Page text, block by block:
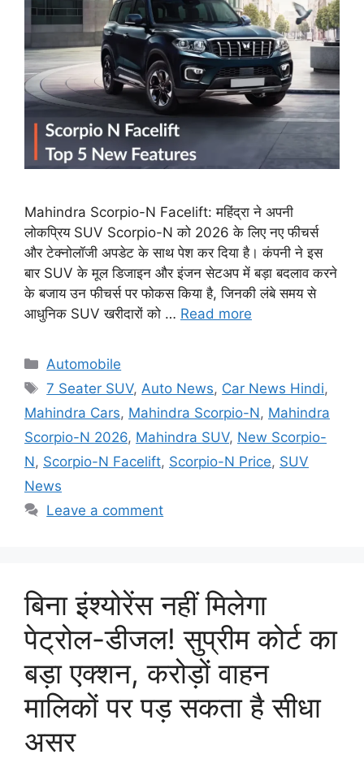
Mahindra Scorpio-N Facelift: महिंद्रा ने अपनी
लोकप्रिय SUV Scorpio-N को 2026 के लिए नए फीचर्स
और टेक्नोलॉजी अपडेट के साथ पेश कर दिया है। कंपनी ने इस
बार SUV के मूल डिजाइन और इंजन सेटअप में बड़ा बदलाव करने
के बजाय उन फीचर्स पर फोकस किया है, जिनकी लंबे समय से
आधुनिक SUV खरीदारों को … Read more
Categories
Automobile
Tags
7 Seater SUV, Auto News, Car News Hindi,
Mahindra Cars, Mahindra Scorpio-N, Mahindra
Scorpio-N 2026, Mahindra SUV, New Scorpio-
N, Scorpio-N Facelift, Scorpio-N Price, SUV
News
Leave a comment
बिना इंश्योरेंस नहीं मिलेगा
पेट्रोल-डीजल! सुप्रीम कोर्ट का
बड़ा एक्शन, करोड़ों वाहन
मालिकों पर पड़ सकता है सीधा
असर